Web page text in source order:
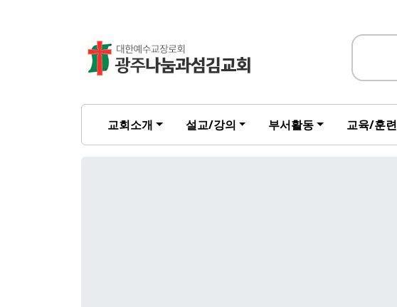
교회소개 설교/강의 부서활동 교육/훈련